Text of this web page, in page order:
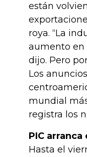
están
roya. “La
aumento en
dijo. Pero
Los
mundial
registra los
PIC
Hasta el